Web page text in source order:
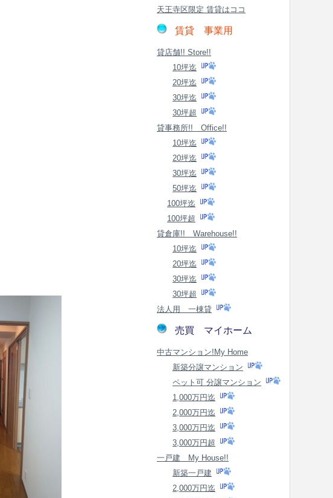
天王寺区限定 賃貸はココ
賃貸 事業用
貸店舗!! Store!!
10坪迄
20坪迄
30坪迄
30坪超
貸事務所!! Office!!
10坪迄
20坪迄
30坪迄
50坪迄
100坪迄
100坪超
貸倉庫!! Warehouse!!
10坪迄
20坪迄
30坪迄
30坪超
法人用 一棟貸
売買 マイホーム
中古マンション!My Home
新築分譲マンション
ペット可 分譲マンション
1,000万円迄
2,000万円迄
3,000万円迄
3,000万円超
一戸建 My House!!
新築一戸建
2,000万円迄